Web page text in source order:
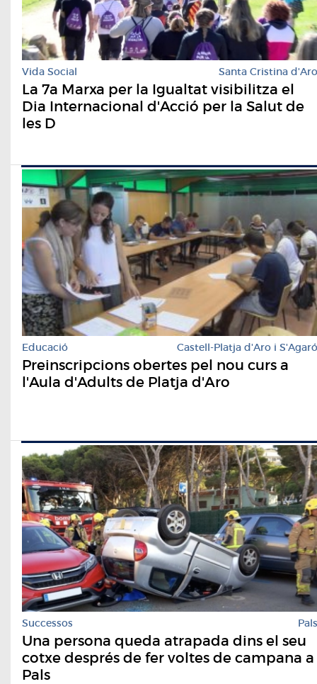
Vida Social Santa Cristina d'Aro
La 7a Marxa per la Igualtat visibilitza el
Dia Internacional d'Acció per la Salut de
les D
Educació Castell-Platja d'Aro i S'Agaró
Preinscripcions obertes pel nou curs a
l'Aula d'Adults de Platja d'Aro
Successos Pals
Una persona queda atrapada dins el seu
cotxe després de fer voltes de campana a
Pals